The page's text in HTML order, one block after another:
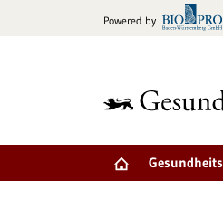
Powered by